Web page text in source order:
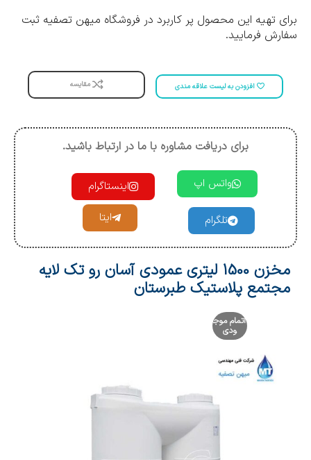
برای تهیه این محصول پر کاربرد در فروشگاه میهن تصفیه ثبت
سفارش فرمایید.
افزودن به لیست علاقه مندی مقایسه
برای دریافت مشاوره با ما در ارتباط باشید.
واتس اپ اینستاگرام
تلگرام ایتا
مخزن 1500 لیتری عمودی آسان رو تک لایه
مجتمع پلاستیک طبرستان
اتمام موج
ودی